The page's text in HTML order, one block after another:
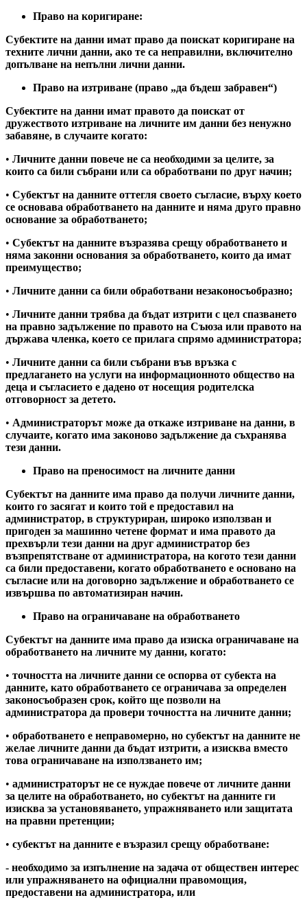
Право на коригиране:
Субектите на данни имат право да поискат коригиране на
техните лични данни, ако те са неправилни, включително
допълване на непълни лични данни.
Право на изтриване (право „да бъдеш забравен“)
Субектите на данни имат правото да поискат от
дружеството изтриване на личните им данни без ненужно
забавяне, в случаите когато:
• Личните данни повече не са необходими за целите, за
които са били събрани или са обработвани по друг начин;
• Субектът на данните оттегля своето съгласие, върху което
се основава обработването на данните и няма друго правно
основание за обработването;
• Субектът на данните възразява срещу обработването и
няма законни основания за обработването, които да имат
преимущество;
• Личните данни са били обработвани незаконосъобразно;
• Личните данни трябва да бъдат изтрити с цел спазването
на правно задължение по правото на Съюза или правото на
държава членка, което се прилага спрямо администратора;
• Личните данни са били събрани във връзка с
предлагането на услуги на информационното общество на
деца и съгласието е дадено от носещия родителска
отговорност за детето.
• Администраторът може да откаже изтриване на данни, в
случаите, когато има законово задължение да съхранява
тези данни.
Право на преносимост на личните данни
Субектът на данните има право да получи личните данни,
които го засягат и които той е предоставил на
администратор, в структуриран, широко използван и
пригоден за машинно четене формат и има правото да
прехвърли тези данни на друг администратор без
възпрепятстване от администратора, на когото тези данни
са били предоставени, когато обработването е основано на
съгласие или на договорно задължение и обработването се
извършва по автоматизиран начин.
Право на ограничаване на обработването
Субектът на данните има право да изиска ограничаване на
обработването на личните му данни, когато:
• точността на личните данни се оспорва от субекта на
данните, като обработването се ограничава за определен
законосъобразен срок, който ще позволи на
администратора да провери точността на личните данни;
• обработването е неправомерно, но субектът на данните не
желае личните данни да бъдат изтрити, а изисква вместо
това ограничаване на използването им;
• администраторът не се нуждае повече от личните данни
за целите на обработването, но субектът на данните ги
изисква за установяването, упражняването или защитата
на правни претенции;
• субектът на данните е възразил срещу обработване:
- необходимо за изпълнение на задача от обществен интерес
или упражняването на официални правомощия,
предоставени на администратора, или